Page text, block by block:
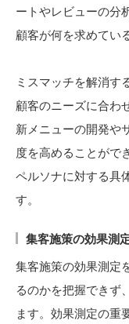
ートやレビューの分
顧客が何を求めてい
ミスマッチを解消す
顧客のニーズに合わ
新メニューの開発や
度を高めることがで
ペルソナに対する具
す。
集客施策の効果測
集客施策の効果測定
るのかを把握できず
ます。効果測定の重